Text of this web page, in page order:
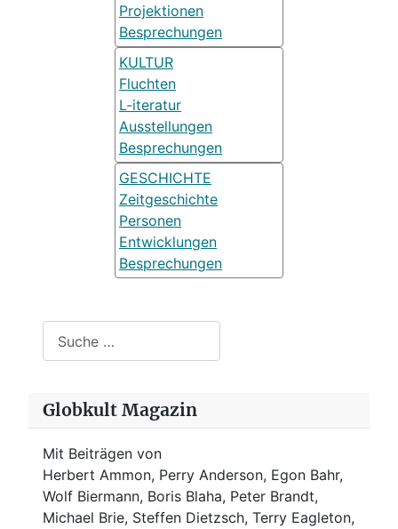
Projektionen
Besprechungen
KULTUR
Fluchten
L-iteratur
Ausstellungen
Besprechungen
GESCHICHTE
Zeitgeschichte
Personen
Entwicklungen
Besprechungen
Globkult Magazin
Mit Beiträgen von
Herbert Ammon, Perry Anderson, Egon Bahr,
Wolf Biermann, Boris Blaha, Peter Brandt,
Michael Brie, Steffen Dietzsch, Terry Eagleton,